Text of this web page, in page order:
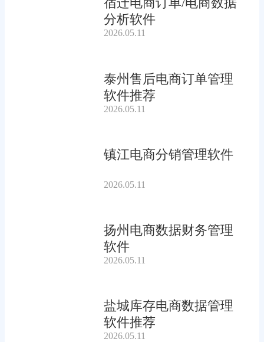
分析软件
2026.05.11
泰州售后电商订单管理
软件推荐
2026.05.11
镇江电商分销管理软件
2026.05.11
扬州电商数据财务管理
软件
2026.05.11
盐城库存电商数据管理
软件推荐
2026.05.11